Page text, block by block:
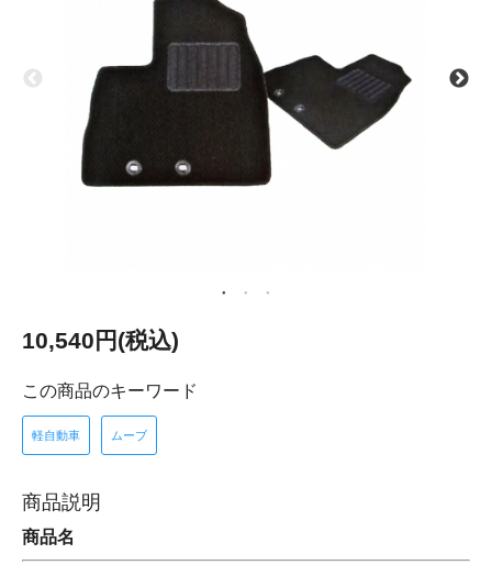
10,540円(税込)
この商品のキーワード
軽自動車 ムーブ
商品説明
商品名